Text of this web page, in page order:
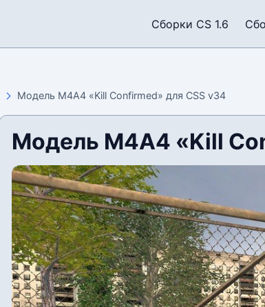
Сборки CS 1.6
Модель М4А4 «Kill Confirmed» для CSS v34
Модель М4А4 «Kill